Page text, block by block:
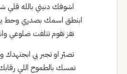
اشوفك دنيتي بالله قلي
ابنطق اسمك بصدري وحط
تفز تقوم تتلفت ضلوعي
تصبّر او تجبر بي
تمسك بالطموح اللي